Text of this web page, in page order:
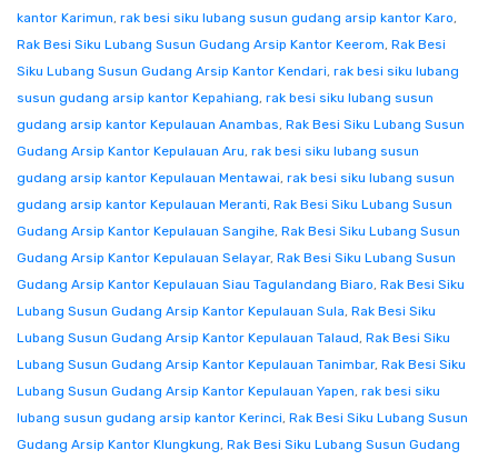
kantor Karimun, rak besi siku lubang susun gudang arsip kantor Karo,
Rak Besi Siku Lubang Susun Gudang Arsip Kantor Keerom, Rak Besi
Siku Lubang Susun Gudang Arsip Kantor Kendari, rak besi siku lubang
susun gudang arsip kantor Kepahiang, rak besi siku lubang susun
gudang arsip kantor Kepulauan Anambas, Rak Besi Siku Lubang Susun
Gudang Arsip Kantor Kepulauan Aru, rak besi siku lubang susun
gudang arsip kantor Kepulauan Mentawai, rak besi siku lubang susun
gudang arsip kantor Kepulauan Meranti, Rak Besi Siku Lubang Susun
Gudang Arsip Kantor Kepulauan Sangihe, Rak Besi Siku Lubang Susun
Gudang Arsip Kantor Kepulauan Selayar, Rak Besi Siku Lubang Susun
Gudang Arsip Kantor Kepulauan Siau Tagulandang Biaro, Rak Besi Siku
Lubang Susun Gudang Arsip Kantor Kepulauan Sula, Rak Besi Siku
Lubang Susun Gudang Arsip Kantor Kepulauan Talaud, Rak Besi Siku
Lubang Susun Gudang Arsip Kantor Kepulauan Tanimbar, Rak Besi Siku
Lubang Susun Gudang Arsip Kantor Kepulauan Yapen, rak besi siku
lubang susun gudang arsip kantor Kerinci, Rak Besi Siku Lubang Susun
Gudang Arsip Kantor Klungkung, Rak Besi Siku Lubang Susun Gudang